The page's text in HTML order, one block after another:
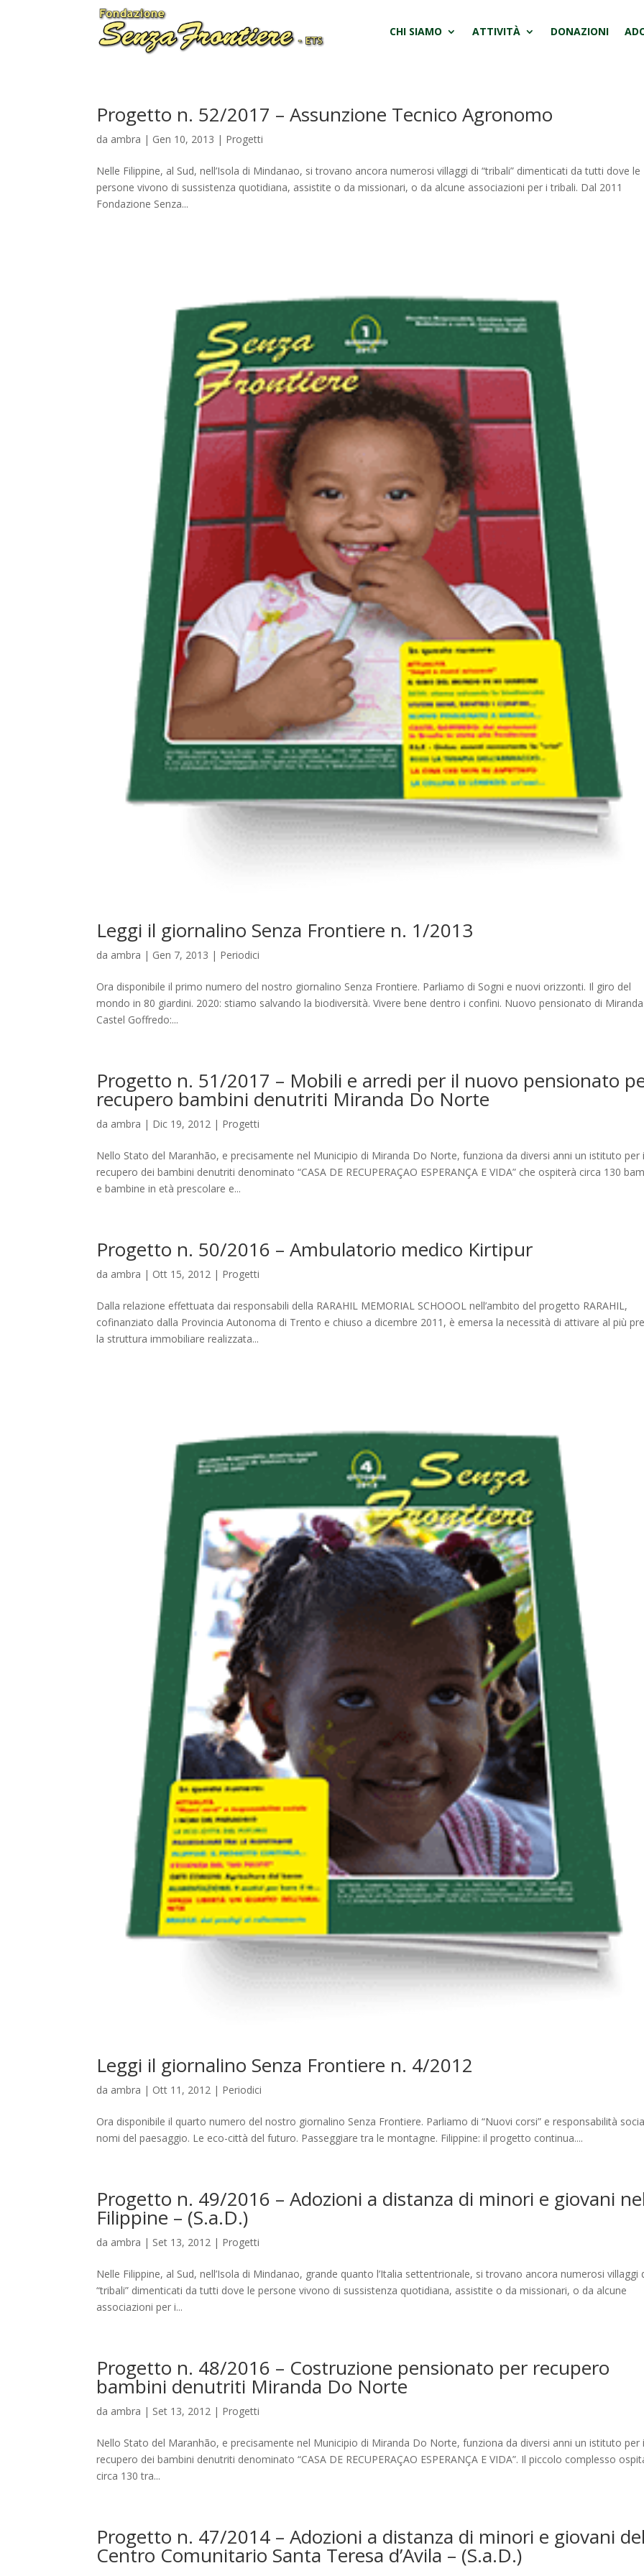
CHI SIAMO ATTIVITÀ DONAZIONI
Progetto n. 52/2017 – Assunzione Tecnico Agronomo
da ambra | Gen 10, 2013 | Progetti
Nelle Filippine, al Sud, nell’Isola di Mindanao, si trovano ancora numerosi villaggi di “tribali” dimenticati da tutti dove le
persone vivono di sussistenza quotidiana, assistite o da missionari, o da alcune associazioni per i tribali. Dal 2011
Fondazione Senza...
Leggi il giornalino Senza Frontiere n. 1/2013
da ambra | Gen 7, 2013 | Periodici
Ora disponibile il primo numero del nostro giornalino Senza Frontiere. Parliamo di Sogni e nuovi orizzonti. Il giro del
mondo in 80 giardini. 2020: stiamo salvando la biodiversità. Vivere bene dentro i confini. Nuovo pensionato di
Castel Goffredo:...
Progetto n. 51/2017 – Mobili e arredi per il nuovo pensionato
recupero bambini denutriti Miranda Do Norte
da ambra | Dic 19, 2012 | Progetti
Nello Stato del Maranhão, e precisamente nel Municipio di Miranda Do Norte, funziona da diversi anni un istituto per
recupero dei bambini denutriti denominato “CASA DE RECUPERAÇAO ESPERANÇA E VIDA” che ospiterà circa 130
e bambine in età prescolare e...
Progetto n. 50/2016 – Ambulatorio medico Kirtipur
da ambra | Ott 15, 2012 | Progetti
Dalla relazione effettuata dai responsabili della RARAHIL MEMORIAL SCHOOOL nell’ambito del progetto RARAHIL,
cofinanziato dalla Provincia Autonoma di Trento e chiuso a dicembre 2011, è emersa la necessità di attivare al più
la struttura immobiliare realizzata...
Leggi il giornalino Senza Frontiere n. 4/2012
da ambra | Ott 11, 2012 | Periodici
Ora disponibile il quarto numero del nostro giornalino Senza Frontiere. Parliamo di “Nuovi corsi” e responsabilità
nomi del paesaggio. Le eco-città del futuro. Passeggiare tra le montagne. Filippine: il progetto continua....
Progetto n. 49/2016 – Adozioni a distanza di minori e giovani
Filippine – (S.a.D.)
da ambra | Set 13, 2012 | Progetti
Nelle Filippine, al Sud, nell’Isola di Mindanao, grande quanto l’Italia settentrionale, si trovano ancora numerosi villaggi
“tribali” dimenticati da tutti dove le persone vivono di sussistenza quotidiana, assistite o da missionari, o da alcune
associazioni per i...
Progetto n. 48/2016 – Costruzione pensionato per recupero
bambini denutriti Miranda Do Norte
da ambra | Set 13, 2012 | Progetti
Nello Stato del Maranhão, e precisamente nel Municipio di Miranda Do Norte, funziona da diversi anni un istituto per
recupero dei bambini denutriti denominato “CASA DE RECUPERAÇAO ESPERANÇA E VIDA”. Il piccolo complesso
circa 130 tra...
Progetto n. 47/2014 – Adozioni a distanza di minori e giovani
Centro Comunitario Santa Teresa d’Avila – (S.a.D.)